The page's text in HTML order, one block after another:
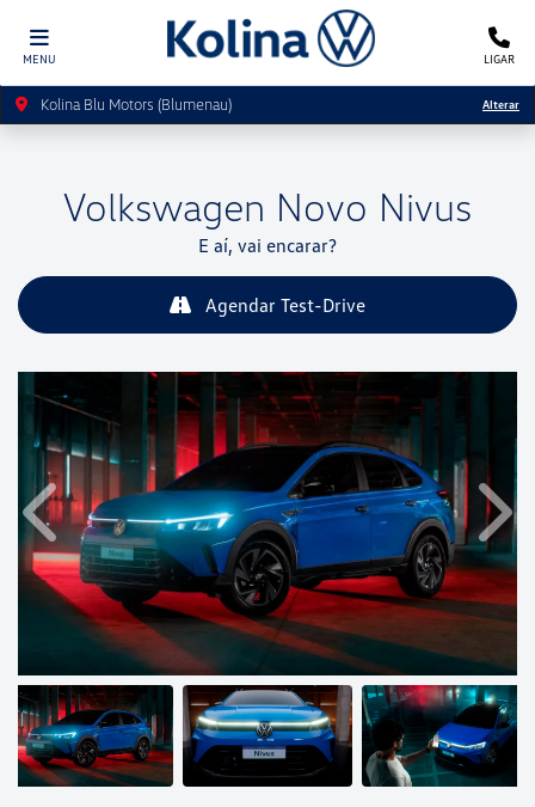
MENU LIGAR
Kolina Blu Motors (Blumenau) Alterar
Volkswagen Novo Nivus
E aí, vai encarar?
Agendar Test-Drive
Anterior